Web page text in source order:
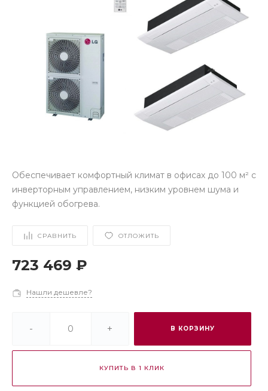
Обеспечивает комфортный климат в офисах до 100 м² с
инверторным управлением, низким уровнем шума и
функцией обогрева.
СРАВНИТЬ ОТЛОЖИТЬ
723 469 ₽
Нашли дешевле?
- + В КОРЗИНУ
КУПИТЬ В 1 КЛИК